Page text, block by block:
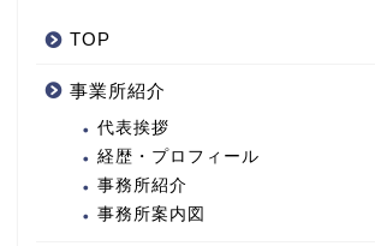
TOP
事業所紹介
代表挨拶
経歴・プロフィール
事務所紹介
事務所案内図